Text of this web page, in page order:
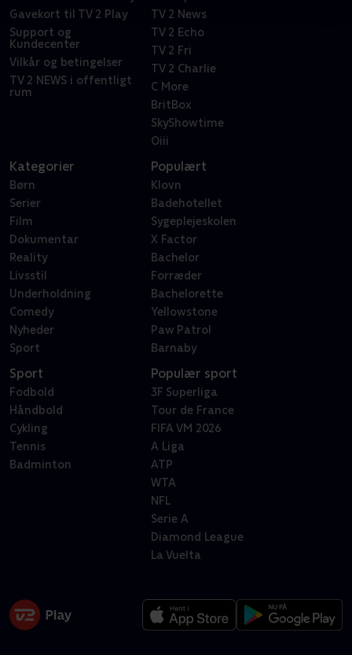
Gavekort til TV 2 Play
Support og
Kundecenter
Vilkår og betingelser
TV 2 NEWS i offentligt
rum
TV 2 News
TV 2 Echo
TV 2 Fri
TV 2 Charlie
C More
BritBox
SkyShowtime
Oiii
Kategorier
Børn
Serier
Film
Dokumentar
Reality
Livsstil
Underholdning
Comedy
Nyheder
Sport
Populært
Klovn
Badehotellet
Sygeplejeskolen
X Factor
Bachelor
Forræder
Bachelorette
Yellowstone
Paw Patrol
Barnaby
Sport
Fodbold
Håndbold
Cykling
Tennis
Badminton
Populær sport
3F Superliga
Tour de France
FIFA VM 2026
A Liga
ATP
WTA
NFL
Serie A
Diamond League
La Vuelta